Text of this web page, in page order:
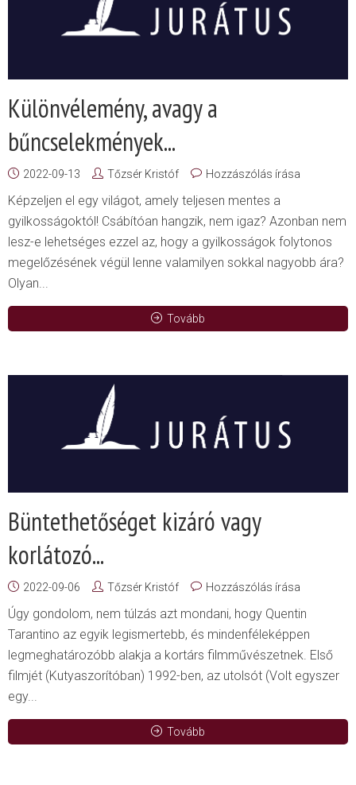
Különvélemény, avagy a
bűncselekmények...
2022-09-13 Tőzsér Kristóf Hozzászólás írása
Képzeljen el egy világot, amely teljesen mentes a
gyilkosságoktól! Csábítóan hangzik, nem igaz? Azonban nem
lesz-e lehetséges ezzel az, hogy a gyilkosságok folytonos
megelőzésének végül lenne valamilyen sokkal nagyobb ára?
Olyan...
Tovább
Büntethetőséget kizáró vagy
korlátozó...
2022-09-06 Tőzsér Kristóf Hozzászólás írása
Úgy gondolom, nem túlzás azt mondani, hogy Quentin
Tarantino az egyik legismertebb, és mindenféleképpen
legmeghatározóbb alakja a kortárs filmművészetnek. Első
filmjét (Kutyaszorítóban) 1992-ben, az utolsót (Volt egyszer
egy...
Tovább